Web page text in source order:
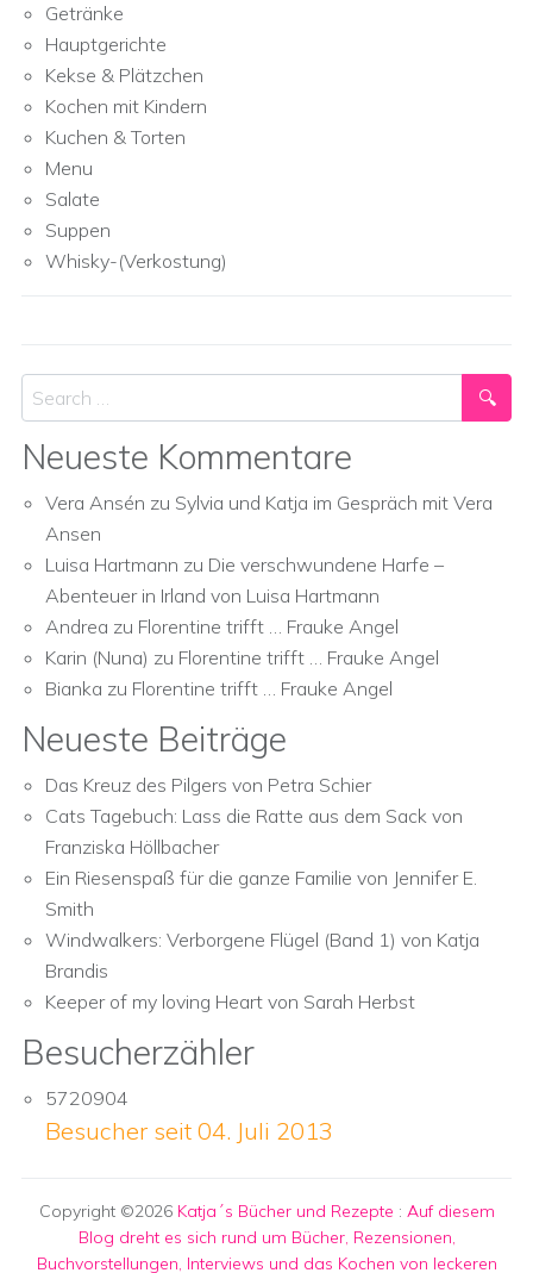
Getränke
Hauptgerichte
Kekse & Plätzchen
Kochen mit Kindern
Kuchen & Torten
Menu
Salate
Suppen
Whisky-(Verkostung)
Search
Neueste Kommentare
Vera Ansén zu Sylvia und Katja im Gespräch mit Vera
Ansen
Luisa Hartmann zu Die verschwundene Harfe –
Abenteuer in Irland von Luisa Hartmann
Andrea zu Florentine trifft … Frauke Angel
Karin (Nuna) zu Florentine trifft … Frauke Angel
Bianka zu Florentine trifft … Frauke Angel
Neueste Beiträge
Das Kreuz des Pilgers von Petra Schier
Cats Tagebuch: Lass die Ratte aus dem Sack von
Franziska Höllbacher
Ein Riesenspaß für die ganze Familie von Jennifer E.
Smith
Windwalkers: Verborgene Flügel (Band 1) von Katja
Brandis
Keeper of my loving Heart von Sarah Herbst
Besucherzähler
5720904
Besucher seit 04. Juli 2013
Copyright ©2026 Katja´s Bücher und Rezepte : Auf diesem
Blog dreht es sich rund um Bücher, Rezensionen,
Buchvorstellungen, Interviews und das Kochen von leckeren